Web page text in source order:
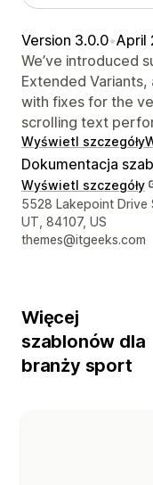
Version 3.0.0•April
We’ve introduced
Extended
with fixes for the
scrolling text
Wyświetl szczegóły
Dokumentacja
Wyświetl szczegóły
Dane kontaktowe
5528 Lakepoint Drive
UT, 84107, US
themes@itgeeks.com
Więcej
szablonów dla
branży sport